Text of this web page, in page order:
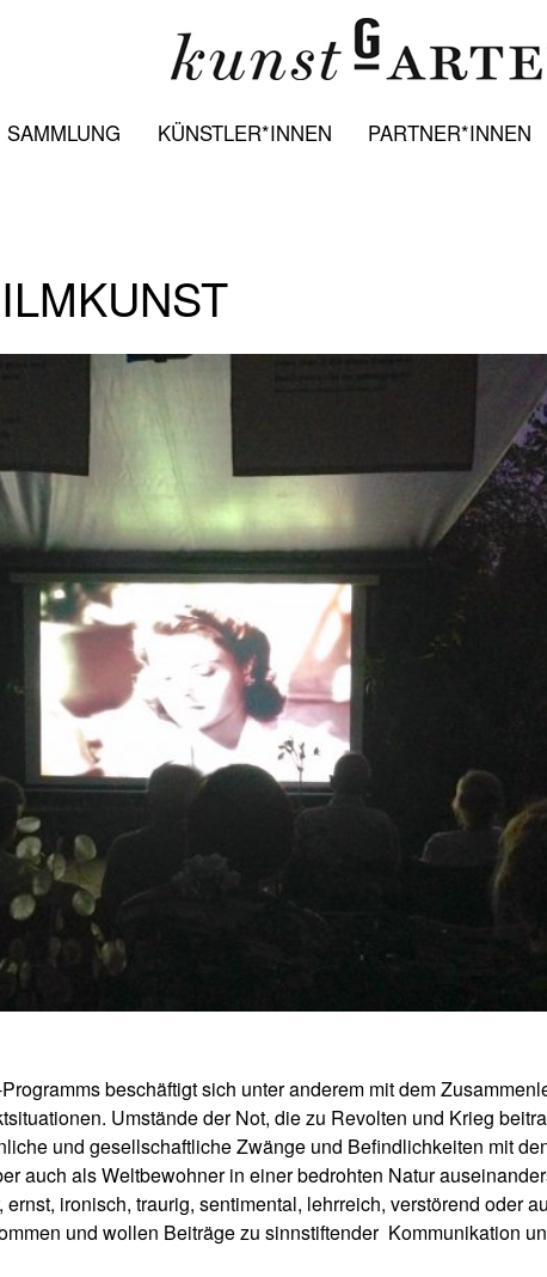
SAMMLUNG KÜNSTLER*INNEN PARTNER*INNEN
beschäftigt sich unter anderem mit dem
Umstände der Not, die zu Revolten und Krieg
und gesellschaftliche Zwänge und Befindlichkeiten mit
auch als Weltbewohner in einer bedrohten Natur
ironisch, traurig, sentimental, lehrreich, verstörend oder
und wollen Beiträge zu sinnstiftender Kommunikation